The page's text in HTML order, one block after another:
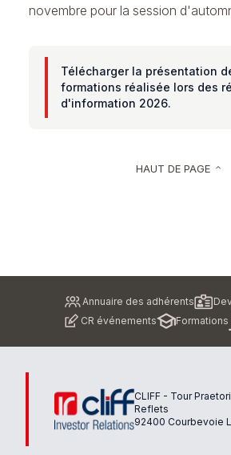
novembre pour la session
Télécharger la présentation
formations réalisée lors des
d'information 2026.
HAUT DE PAGE keyboard_arrow_up
Annuaire des adhérents
CR événements
Formations
CLIFF - Tour
Reflets
92400 Courbevoie